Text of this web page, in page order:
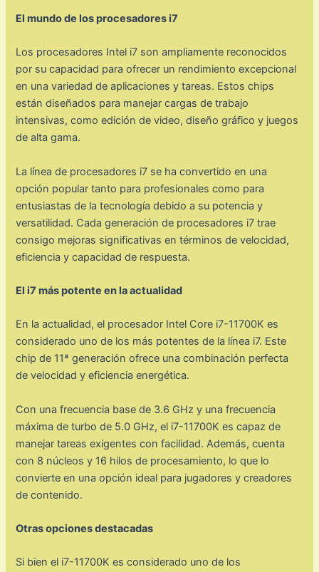
El mundo de los procesadores i7
Los procesadores Intel i7 son ampliamente reconocidos
por su capacidad para ofrecer un rendimiento excepcional
en una variedad de aplicaciones y tareas. Estos chips
están diseñados para manejar cargas de trabajo
intensivas, como edición de video, diseño gráfico y juegos
de alta gama.
La línea de procesadores i7 se ha convertido en una
opción popular tanto para profesionales como para
entusiastas de la tecnología debido a su potencia y
versatilidad. Cada generación de procesadores i7 trae
consigo mejoras significativas en términos de velocidad,
eficiencia y capacidad de respuesta.
El i7 más potente en la actualidad
En la actualidad, el procesador Intel Core i7-11700K es
considerado uno de los más potentes de la línea i7. Este
chip de 11ª generación ofrece una combinación perfecta
de velocidad y eficiencia energética.
Con una frecuencia base de 3.6 GHz y una frecuencia
máxima de turbo de 5.0 GHz, el i7-11700K es capaz de
manejar tareas exigentes con facilidad. Además, cuenta
con 8 núcleos y 16 hilos de procesamiento, lo que lo
convierte en una opción ideal para jugadores y creadores
de contenido.
Otras opciones destacadas
Si bien el i7-11700K es considerado uno de los